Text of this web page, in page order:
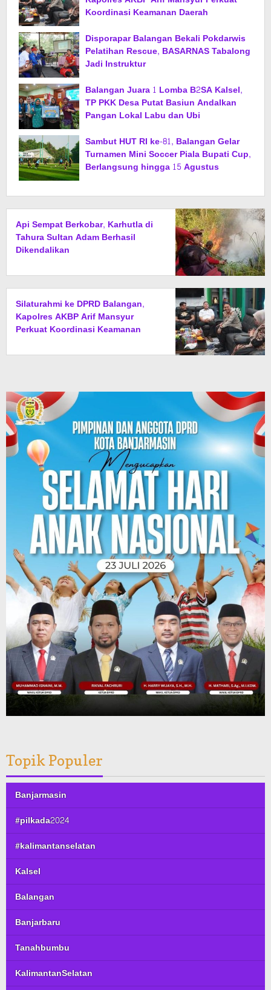
Koordinasi Keamanan Daerah
Disporapar Balangan Bekali Pokdarwis
Pelatihan Rescue, BASARNAS Tabalong
Jadi Instruktur
Balangan Juara 1 Lomba B2SA Kalsel,
TP PKK Desa Putat Basiun Andalkan
Pangan Lokal Labu dan Ubi
Sambut HUT RI ke-81, Balangan Gelar
Turnamen Mini Soccer Piala Bupati Cup,
Berlangsung hingga 15 Agustus
Api Sempat Berkobar, Karhutla di
Tahura Sultan Adam Berhasil
Dikendalikan
Silaturahmi ke DPRD Balangan,
Kapolres AKBP Arif Mansyur
Perkuat Koordinasi Keamanan
Topik Populer
Banjarmasin
#pilkada2024
#kalimantanselatan
Kalsel
Balangan
Banjarbaru
Tanahbumbu
KalimantanSelatan